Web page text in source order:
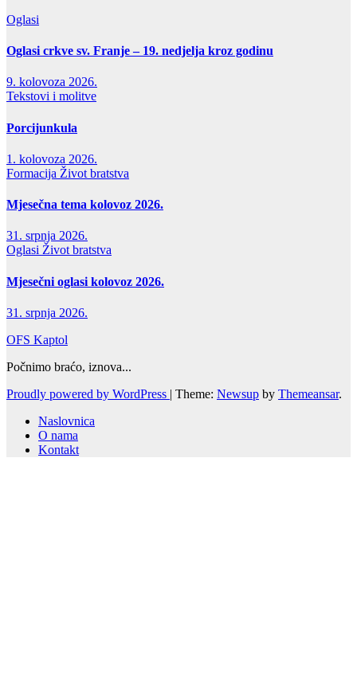
Oglasi
Oglasi crkve sv. Franje – 19. nedjelja kroz godinu
9. kolovoza 2026.
Tekstovi i molitve
Porcijunkula
1. kolovoza 2026.
Formacija Život bratstva
Mjesečna tema kolovoz 2026.
31. srpnja 2026.
Oglasi Život bratstva
Mjesečni oglasi kolovoz 2026.
31. srpnja 2026.
OFS Kaptol
Počnimo braćo, iznova...
Proudly powered by WordPress | Theme: Newsup by Themeansar.
Naslovnica
O nama
Kontakt